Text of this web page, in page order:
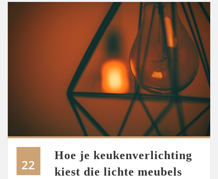
22
Hoe je keukenverlichting
kiest die lichte meubels